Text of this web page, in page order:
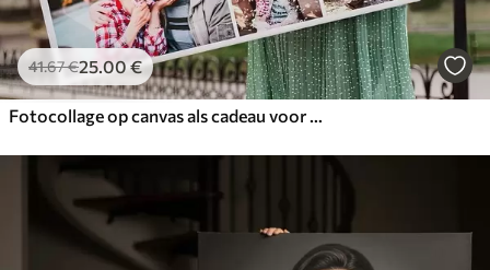
41.67€25.00€
Fotocollage op canvas als cadeau voor het jubileum